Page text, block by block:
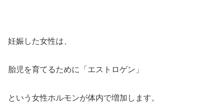
妊娠した女性は、
胎児を育てるために「エストロゲン」
という女性ホルモンが体内で増加します。